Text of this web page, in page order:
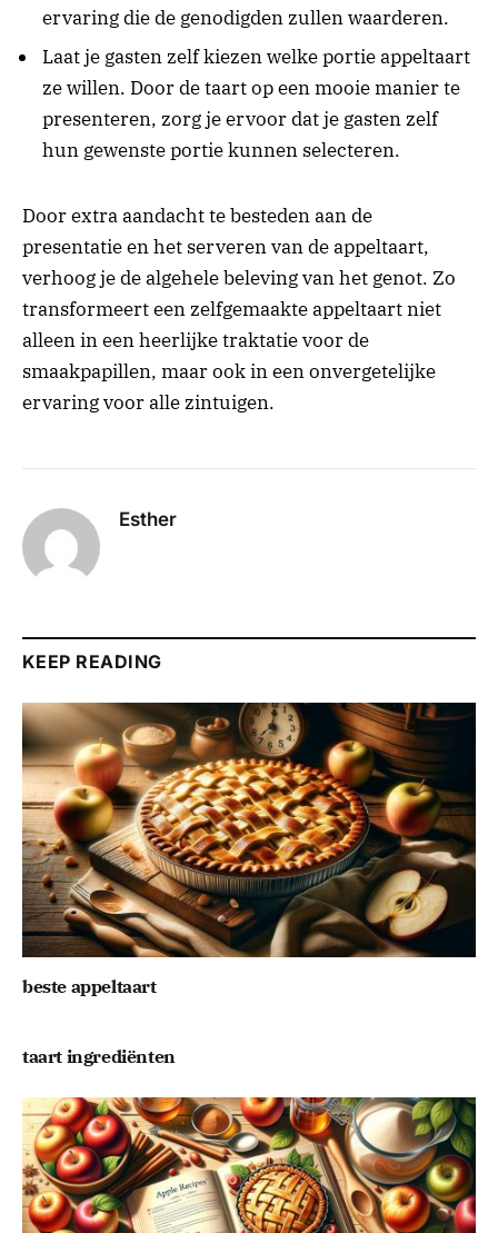
ervaring die de genodigden zullen waarderen.
Laat je gasten zelf kiezen welke portie appeltaart
ze willen. Door de taart op een mooie manier te
presenteren, zorg je ervoor dat je gasten zelf
hun gewenste portie kunnen selecteren.
Door extra aandacht te besteden aan de
presentatie en het serveren van de appeltaart,
verhoog je de algehele beleving van het genot. Zo
transformeert een zelfgemaakte appeltaart niet
alleen in een heerlijke traktatie voor de
smaakpapillen, maar ook in een onvergetelijke
ervaring voor alle zintuigen.
Esther
KEEP READING
beste appeltaart
taart ingrediënten